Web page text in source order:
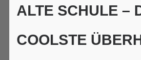
ALTE SCHULE –
COOLSTE